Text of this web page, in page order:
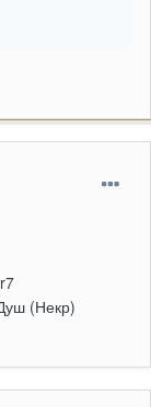
(Некр)